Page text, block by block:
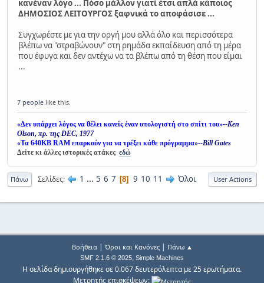
κανέναν λόγο ... Πόσο μάλλον γιατί έτσι απλά κάποιος
ΔΗΜΟΣΙΟΣ ΛΕΙΤΟΥΡΓΟΣ ξαφνικά το αποφάσισε ...
Συγχωρέστε με για την οργή μου αλλά όλο και περισσότερα
βλέπω να "στραβώνουν" στη ρημάδα εκπαίδευση από τη μέρα
που έφυγα και δεν αντέχω να τα βλέπω από τη θέση που είμαι
...
7 people like this.
«Δεν υπάρχει λόγος να θέλει κανείς έναν υπολογιστή στο σπίτι του»--Ken
Olson, πρ. της DEC, 1977
«Τα 640KB RAM επαρκούν για να τρέξει κάθε πρόγραμμα»--Bill Gates
Δείτε κι άλλες ιστορικές ατάκες εδώ
Πάνω Σελίδες 1 ... 5 6 7 8 9 10 11 Όλοι User Actions
Βοήθεια| Όροι και Κανόνες| Πάνω ▲
SMF 2.1.6 © 2025, Simple Machines
Η σελίδα δημιουργήθηκε σε 0.067 δευτερόλεπτα με 25 ερωτήματα.
Μετρητής επισκέψεων: